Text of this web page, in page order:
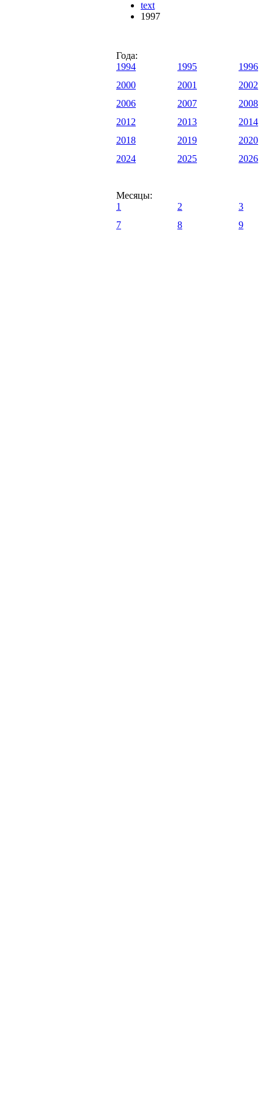
text
1997
Года:
1994
1995
1996
2000
2001
2002
2006
2007
2008
2012
2013
2014
2018
2019
2020
2024
2025 2026
Месяцы:
1
2
3
7
8 9